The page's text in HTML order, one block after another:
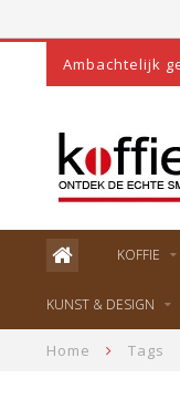
Ambachtelijk
KOFFIE
KUNST & DESIGN
Home Tags